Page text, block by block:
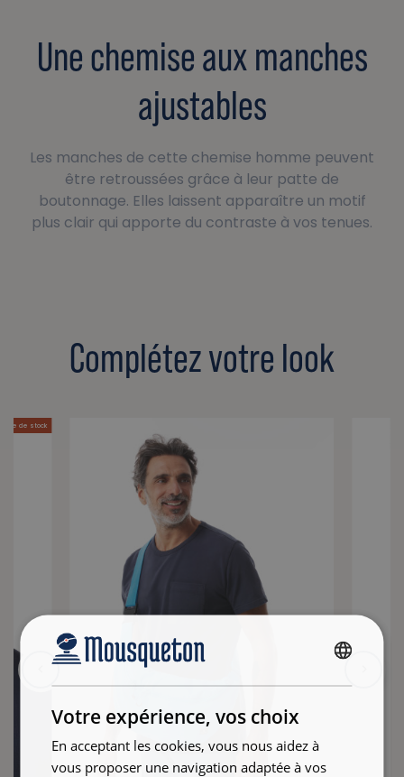
Une chemise aux manches
ajustables
Les manches de cette chemise homme peuvent
être retroussées grâce à leur patte de
boutonnage. Elles laissent apparaître un motif
plus clair qui apporte du contraste à vos tenues.
Complétez votre look
de stock
Votre expérience, vos choix
En acceptant les cookies, vous nous aidez à
vous proposer une navigation adaptée à vos